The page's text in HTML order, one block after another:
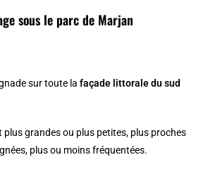
sous le parc de Marjan
sur toute lafaçade littorale du sud
plus grandes ou plus petites, plus proches
plus ou moins fréquentées.